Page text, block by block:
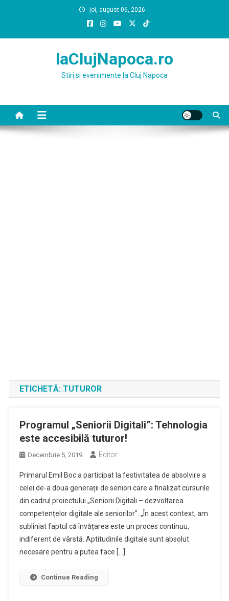
joi, august 06, 2026
laClujNapoca.ro
Stiri si evenimente la Cluj Napoca
ETICHETĂ: TUTUROR
Programul „Seniorii Digitali”: Tehnologia
este accesibilă tuturor!
Decembrie 5, 2019 Editor
Primarul Emil Boc a participat la festivitatea de absolvire a
celei de-a doua generații de seniori care a finalizat cursurile
din cadrul proiectului „Seniorii Digitali – dezvoltarea
competențelor digitale ale seniorilor”. „În acest context, am
subliniat faptul că învățarea este un proces continuu,
indiferent de vârstă. Aptitudinile digitale sunt absolut
necesare pentru a putea face […]
Continue Reading